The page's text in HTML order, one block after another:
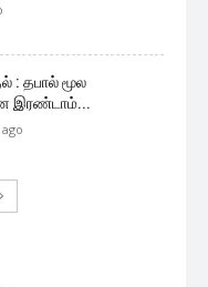
: தபால் மூல
இரண்டாம்...